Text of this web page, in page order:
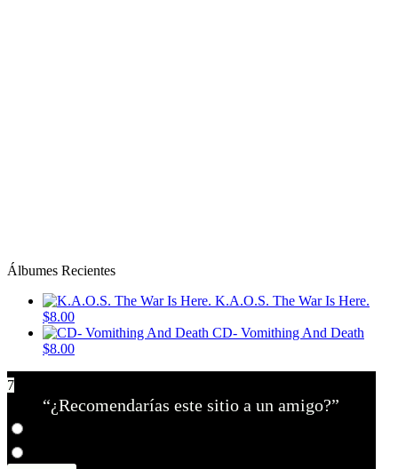
Álbumes Recientes
K.A.O.S. The War Is Here.
$8.00
CD- Vomithing And Death
$8.00
7
“¿Recomendarías este sitio a un amigo?”